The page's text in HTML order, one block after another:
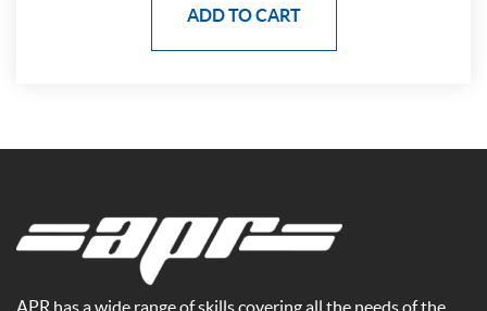
ADD TO CART
APR has a wide range of skills covering all the needs of the